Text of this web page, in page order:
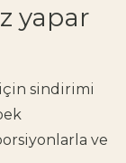
yapar
sindirimi
ve